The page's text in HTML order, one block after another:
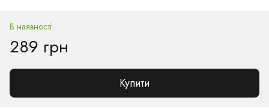
В наявності
289 грн
Купити